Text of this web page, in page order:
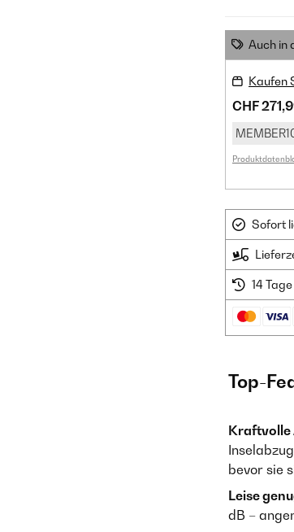
Auch in
Kaufen
CHF
Sofort
14
Top-
Kraftvolle
bevor sie
Leise
dB –